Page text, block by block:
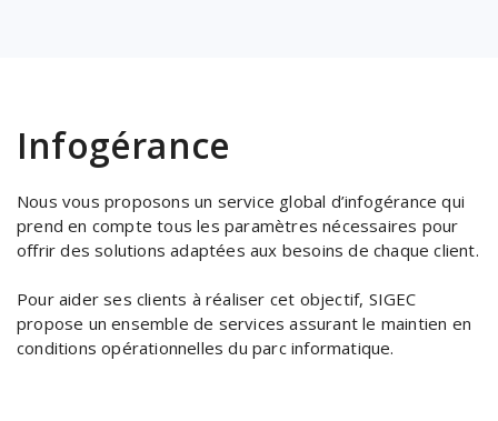
Infogérance
Nous vous proposons un service global d’infogérance qui
prend en compte tous les paramètres nécessaires pour
offrir des solutions adaptées aux besoins de chaque client.
Pour aider ses clients à réaliser cet objectif, SIGEC
propose un ensemble de services assurant le maintien en
conditions opérationnelles du parc informatique.